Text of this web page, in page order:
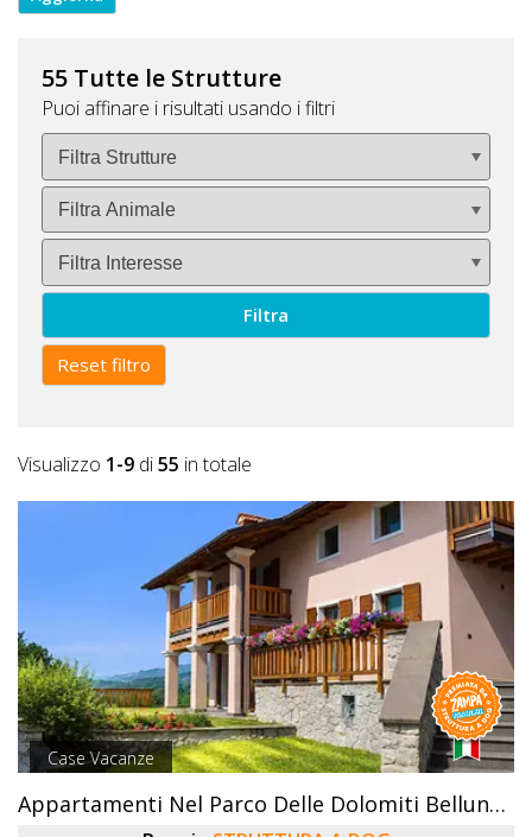
55 Tutte le Strutture
Puoi affinare i risultati usando i filtri
Filtra
Reset filtro
Visualizzo 1-9 di55 in totale
Case Vacanze
Appartamenti Nel Parco Delle Dolomiti Bellunesi